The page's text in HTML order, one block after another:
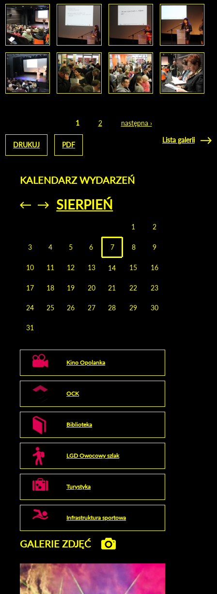
Strony
1 2 następna ›
DRUKUJ PDF
Lista galerii
KALENDARZ WYDARZEŃ
Przejdź do
poprzedniego
Przejdź do
poprzedniego
SIERPIEŃ
1 2
3 4 5 6 7 8 9
10 11 12 13 14 15 16
17 18 19 20 21 22 23
24 25 26 27 28 29 30
31
Kino Opolanka
OCK
Biblioteka
LGD Owocowy szlak
Turystyka
Infrastruktura sportowa
GALERIE ZDJĘĆ